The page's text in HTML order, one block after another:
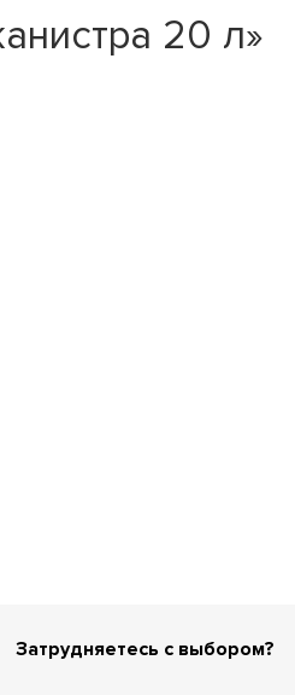
20 л»
Затрудняетесь с выбором?